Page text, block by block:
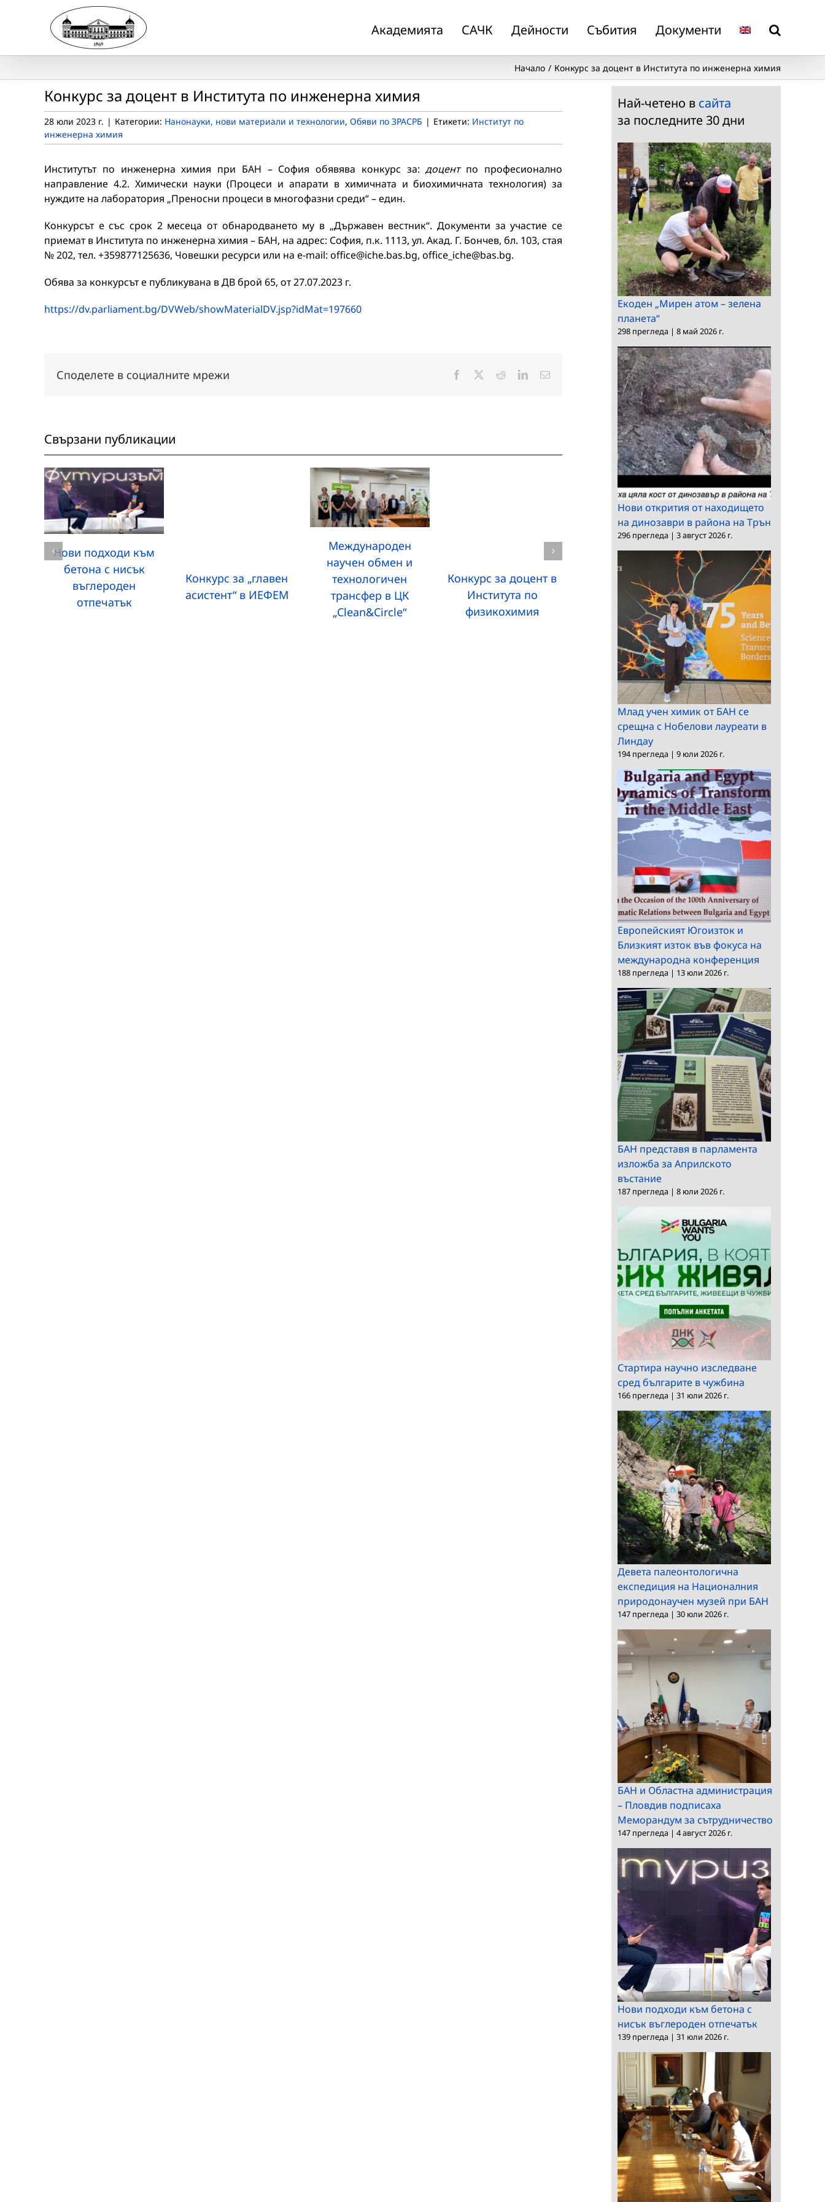
Академията САЧК Дейности Събития Документи
Начало Конкурс за доцент в Института по инженерна химия
Конкурс за доцент в Института по инженерна химия
28 юли 2023 г. | Категории: Нанонауки, нови материали и технологии, Обяви по ЗРАСРБ | Етикети: Институт по
инженерна химия
Институтът по инженерна химия при БАН – София обявява конкурс за:доцентпо професионално
направление 4.2. Химически науки (Процеси и апарати в химичната и биохимичната технология) за
нуждите на лаборатория „Преносни процеси в многофазни среди“ – един.
Конкурсът e със срок 2 месеца от обнародването му в „Държавен вестник“. Документи за участие се
приемат в Института по инженерна химия – БАН, на адрес: София, п.к. 1113, ул. Акад. Г. Бончев, бл. 103, стая
№ 202, тел. +359877125636, Човешки ресурси или на e-mail: office@iche.bas.bg, office_iche@bas.bg.
Обява за конкурсът е публикувана в ДВ брой 65, от 27.07.2023 г.
https://dv.parliament.bg/DVWeb/showMaterialDV.jsp?idMat=197660
Споделете в социалните мрежи Facebook RedditLinkedInЕлектронна
Свързани публикации
Нови подходи към
бетона с нисък
въглероден
отпечатък
Конкурс за „главен
асистент“ в ИЕФЕМ
Международен
научен обмен и
технологичен
трансфер в ЦК
„Clean&Circle“
Конкурс за доцент в
Института по
физикохимия
Конкурс за главен
асистент в Института
по физикохимия
Заседание на научно
жури в Института по
електроника
Най-четено в сайта
за последните 30 дни
Екоден „Мирен атом – зелена
планета“
298 прегледа | 8 май 2026 г.
Нови открития от находището
на динозаври в района на Трън
296 прегледа | 3 август 2026 г.
Млад учен химик от БАН се
срещна с Нобелови лауреати в
Линдау
194 прегледа | 9 юли 2026 г.
Европейският Югоизток и
Близкият изток във фокуса на
международна конференция
188 прегледа | 13 юли 2026 г.
БАН представя в парламента
изложба за Априлското
въстание
187 прегледа | 8 юли 2026 г.
Стартира научно изследване
сред българите в чужбина
166 прегледа | 31 юли 2026 г.
Девета палеонтологична
експедиция на Националния
природонаучен музей при БАН
147 прегледа | 30 юли 2026 г.
БАН и Областна администрация
– Пловдив подписаха
Меморандум за сътрудничество
147 прегледа | 4 август 2026 г.
Нови подходи към бетона с
нисък въглероден отпечатък
139 прегледа | 31 юли 2026 г.